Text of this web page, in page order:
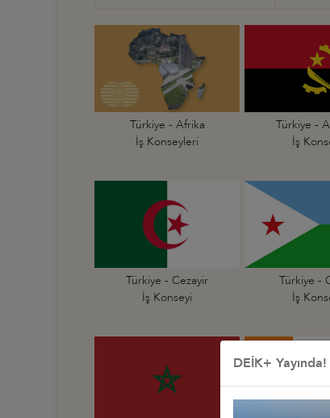
Türkiye - Afrika
İş Konseyleri
Türkiye -
İş
Türkiye - Cezayir
İş Konseyi
Türkiye -
İş
DEİK+ Yayında!